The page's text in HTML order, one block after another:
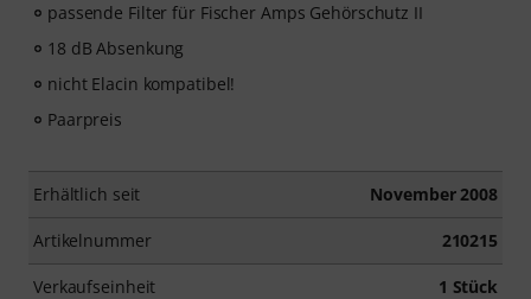
passende Filter für Fischer Amps Gehörschutz II
18 dB Absenkung
nicht Elacin kompatibel!
Paarpreis
Erhältlich seit November 2008
Artikelnummer 210215
Verkaufseinheit 1 Stück